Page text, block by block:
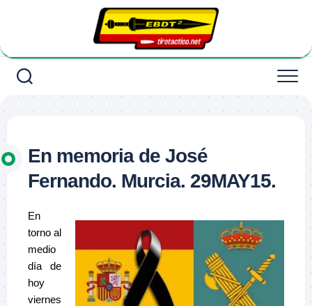
En memoria de José
Fernando. Murcia. 29MAY15.
En
torno al
medio
día de
hoy
viernes